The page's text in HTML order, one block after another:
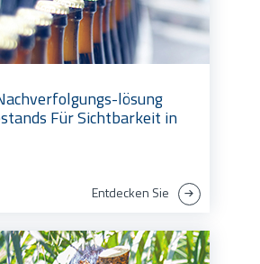
lösung
Für Sichtbarkeit in
Entdecken Sie